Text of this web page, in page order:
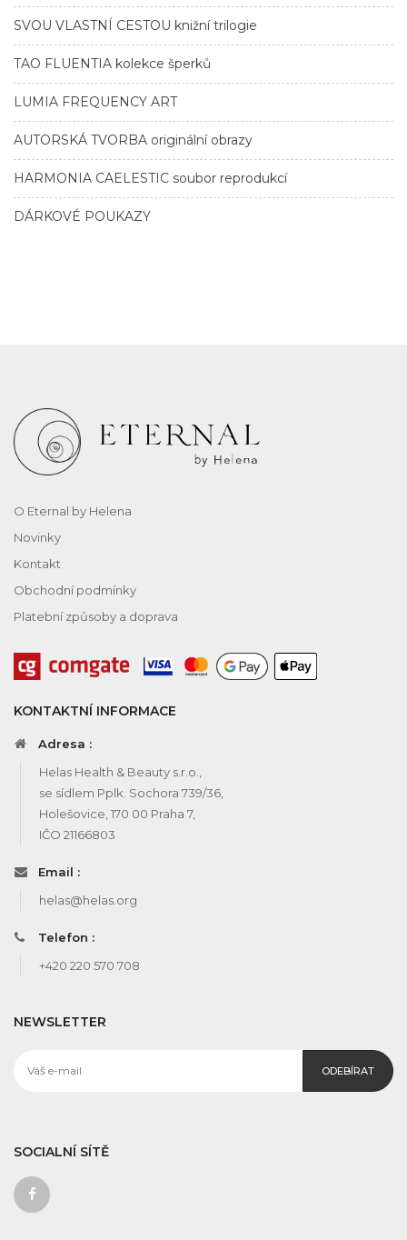
SVOU VLASTNÍ CESTOU knižní trilogie
TAO FLUENTIA kolekce šperků
LUMIA FREQUENCY ART
AUTORSKÁ TVORBA originální obrazy
HARMONIA CAELESTIC soubor reprodukcí
DÁRKOVÉ POUKAZY
O Eternal by Helena
Novinky
Kontakt
Obchodní podmínky
Platební způsoby a doprava
KONTAKTNÍ INFORMACE
Adresa :
Helas Health & Beauty s.r.o.,
se sídlem Pplk. Sochora 739/36,
Holešovice, 170 00 Praha 7,
IČO 21166803
Email :
helas@helas.org
Telefon :
+420 220 570 708
NEWSLETTER
ODEBÍRAT
SOCIALNÍ SÍTĚ